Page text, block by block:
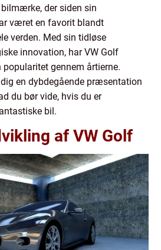
der siden sin
været en favorit blandt
verden. Med sin tidløse
innovation, har VW Golf
gennem årtierne.
en dybdegående præsentation
du bør vide, hvis du er
bil.
af VW Golf